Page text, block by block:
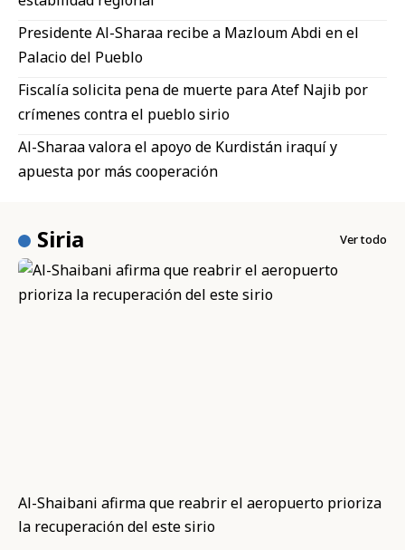
Presidente Al-Sharaa recibe a Mazloum Abdi en el
Palacio del Pueblo
Fiscalía solicita pena de muerte para Atef Najib por
crímenes contra el pueblo sirio
Al-Sharaa valora el apoyo de Kurdistán iraquí y
apuesta por más cooperación
Siria Ver todo
Al-Shaibani afirma que reabrir el aeropuerto prioriza
la recuperación del este sirio